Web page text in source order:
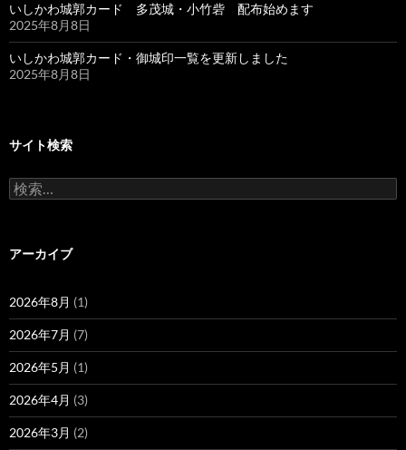
いしかわ城郭カード 多茂城・小竹砦 配布始めます
2025年8月8日
いしかわ城郭カード・御城印一覧を更新しました
2025年8月8日
サイト検索
検
索:
アーカイブ
2026年8月 (1)
2026年7月 (7)
2026年5月 (1)
2026年4月 (3)
2026年3月 (2)